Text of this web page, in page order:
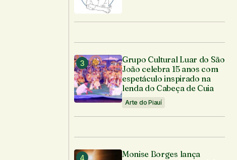
Grupo Cultural Luar do São
João celebra 15 anos com
espetáculo inspirado na
lenda do Cabeça de Cuia
Arte do Piauí
Monise Borges lança